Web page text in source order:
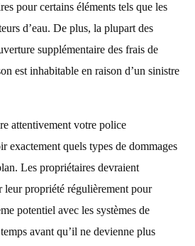
pour certains éléments tels que les
d’eau. De plus, la plupart des
supplémentaire des frais de
est inhabitable en raison d’un sinistre
attentivement votre police
exactement quels types de dommages
Les propriétaires devraient
leur propriété régulièrement pour
potentiel avec les systèmes de
avant qu’il ne devienne plus